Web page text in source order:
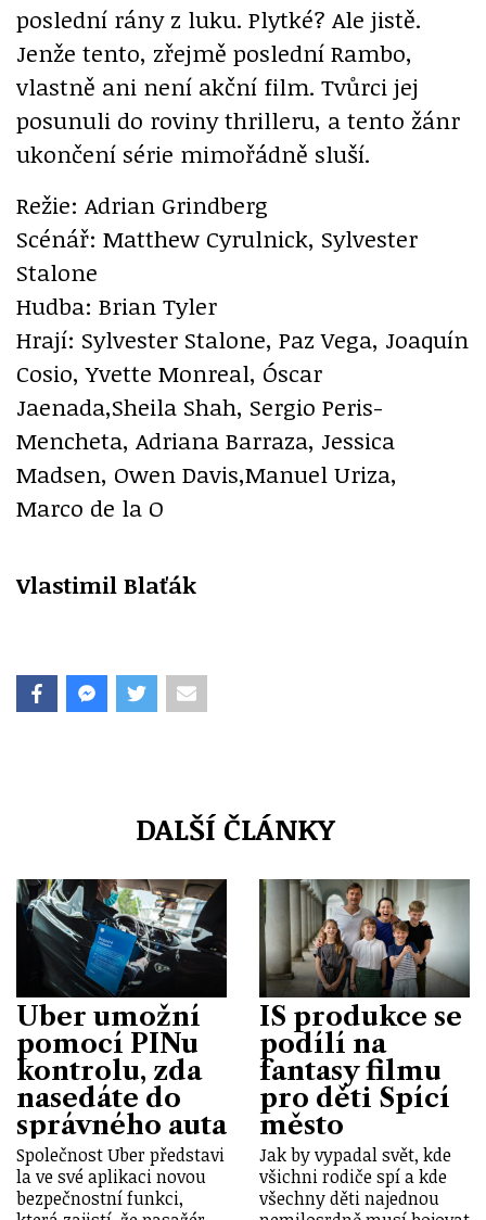
poslední rány z luku. Plytké? Ale jistě.
Jenže tento, zřejmě poslední Rambo,
vlastně ani není akční film. Tvůrci jej
posunuli do roviny thrilleru, a tento žánr
ukončení série mimořádně sluší.
Režie: Adrian Grindberg
Scénář: Matthew Cyrulnick, Sylvester
Stalone
Hudba: Brian Tyler
Hrají: Sylvester Stalone, Paz Vega, Joaquín
Cosio, Yvette Monreal, Óscar
Jaenada,Sheila Shah, Sergio Peris-
Mencheta, Adriana Barraza, Jessica
Madsen, Owen Davis,Manuel Uriza,
Marco de la O
Vlastimil Blaťák
DALŠÍ ČLÁNKY
Uber umožní
pomocí PINu
kontrolu, zda
nasedáte do
správného auta
Společnost Uber představi
la ve své aplikaci novou
bezpečnostní funkci,
IS produkce se
podílí na
fantasy filmu
pro děti Spící
město
Jak by vypadal svět, kde
všichni rodiče spí a kde
všechny děti najednou